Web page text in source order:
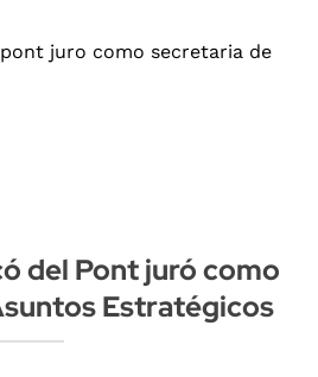
del Pont juró como
Estratégicos